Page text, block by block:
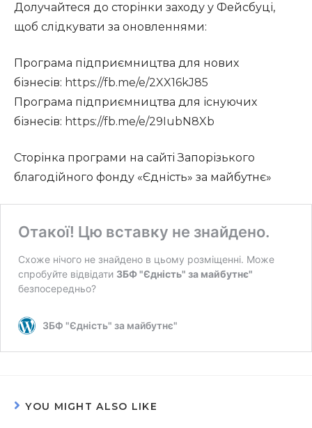
Долучайтеся до сторінки заходу у Фейсбуці,
щоб слідкувати за оновленнями:
Програма підприємництва для нових
бізнесів: https://fb.me/e/2XX16kJ85
Програма підприємництва для існуючих
бізнесів: https://fb.me/e/29IubN8Xb
Сторінка програми на сайті Запорізького
благодійного фонду «Єдність» за майбутнє»
YOU MIGHT ALSO LIKE